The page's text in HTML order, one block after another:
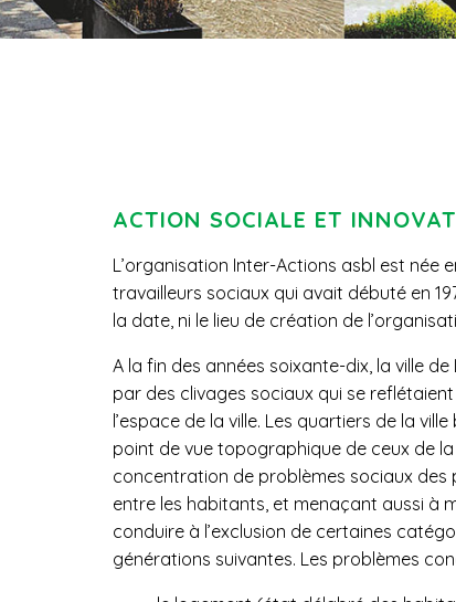
ACTION SOCIALE ET
L’organisation Inter-Actions asbl est née
travailleurs sociaux qui avait débuté en
la date, ni le lieu de création de
A la fin des années soixante-dix, la ville
par des clivages sociaux qui se
l’espace de la ville. Les quartiers de la
point de vue topographique de ceux de
concentration de problèmes sociaux des
entre les habitants, et menaçant aussi à
conduire à l’exclusion de certaines
générations suivantes. Les problèmes